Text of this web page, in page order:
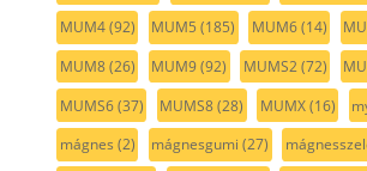
MUM4(92) MUM5 (185) MUM6(14)
MUM8(26) MUM9(92) MUMS2(72)
MUMS6(37) MUMS8(28) MUMX(16)
mágnes (2) mágnesgumi (27)